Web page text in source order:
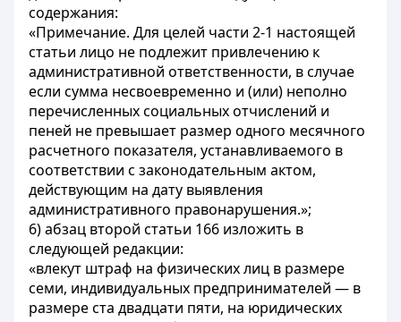
содержания:
«Примечание. Для целей части 2-1 настоящей
статьи лицо не подлежит привлечению к
административной ответственности, в случае
если сумма несвоевременно и (или) неполно
перечисленных социальных отчислений и
пеней не превышает размер одного месячного
расчетного показателя, устанавливаемого в
соответствии с законодательным актом,
действующим на дату выявления
административного правонарушения.»;
6) абзац второй статьи 166 изложить в
следующей редакции:
«влекут штраф на физических лиц в размере
семи, индивидуальных предпринимателей — в
размере ста двадцати пяти, на юридических